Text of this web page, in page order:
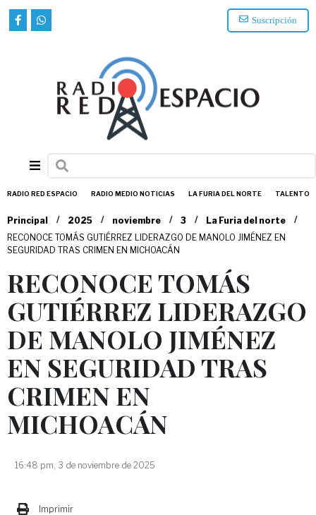
Suscripción
RADIO RED ESPACIO RADIO MEDIO NOTICIAS LA FURIA DEL NORTE TALENTO
Principal / 2025 / noviembre / 3 / La Furia del norte
/
RECONOCE TOMÁS GUTIÉRREZ LIDERAZGO DE MANOLO JIMÉNEZ EN
SEGURIDAD TRAS CRIMEN EN MICHOACÁN
RECONOCE TOMÁS
GUTIÉRREZ LIDERAZGO
DE MANOLO JIMÉNEZ
EN SEGURIDAD TRAS
CRIMEN EN
MICHOACÁN
16:48 pm, 3 de noviembre de 2025
Imprimir